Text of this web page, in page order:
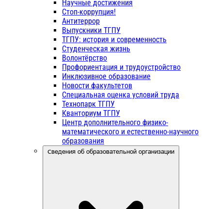
Научные достижения
Стоп-коррупция!
Антитеррор
Выпускники ТГПУ
ТГПУ: история и современность
Студенческая жизнь
Волонтёрство
Профориентация и трудоустройство
Инклюзивное образование
Новости факультетов
Специальная оценка условий труда
Технопарк ТГПУ
Кванториум ТГПУ
Центр дополнительного физико-
математического и естественно-научного
образования
Сведения об образовательной организации